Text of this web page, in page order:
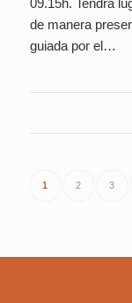
de manera
guiada por el…
1 2 3